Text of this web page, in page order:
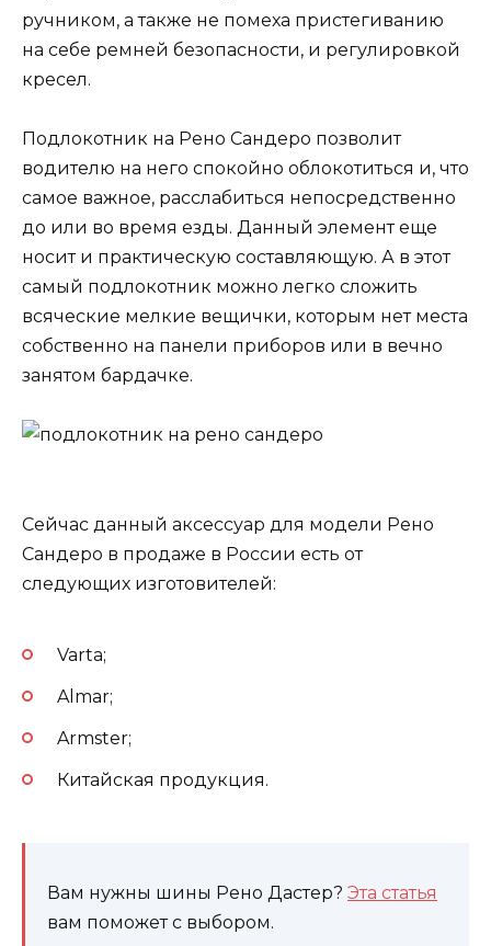
ручником, а также не помеха пристегиванию
на себе ремней безопасности, и регулировкой
кресел.
Подлокотник на Рено Сандеро позволит
водителю на него спокойно облокотиться и, что
самое важное, расслабиться непосредственно
до или во время езды. Данный элемент еще
носит и практическую составляющую. А в этот
самый подлокотник можно легко сложить
всяческие мелкие вещички, которым нет места
собственно на панели приборов или в вечно
занятом бардачке.
Сейчас данный аксессуар для модели Рено
Сандеро в продаже в России есть от
следующих изготовителей:
Varta;
Almar;
Armster;
Китайская продукция.
Вам нужны шины Рено Дастер? Эта статья
вам поможет с выбором.